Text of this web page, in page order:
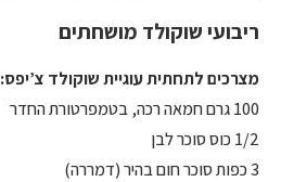
ריבועי שוקולד מושחתים
מצרכים לתחתית עוגיית שוקולד צ’יפס:
100 גרם חמאה רכה, בטמפרטורת החדר
1/2 כוס סוכר לבן
3 כפות סוכר חום בהיר (דמררה)